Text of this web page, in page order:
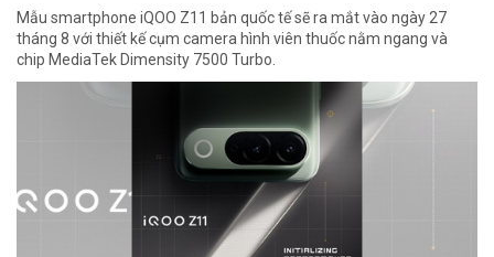
Mẫu smartphone iQOO Z11 bản quốc tế sẽ ra mắt vào ngày 27
tháng 8 với thiết kế cụm camera hình viên thuốc nằm ngang và
chip MediaTek Dimensity 7500 Turbo.